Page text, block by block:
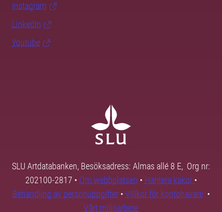
Instagram
LinkedIn
Youtube
SLU Artdatabanken, Besöksadress: Almas allé 8 E, Org nr:
202100-2817 • Om webbplatsen • Hantera kakor •
Behandling av personuppgifter• Villkor för kontohavare•
Vårt miljöarbete